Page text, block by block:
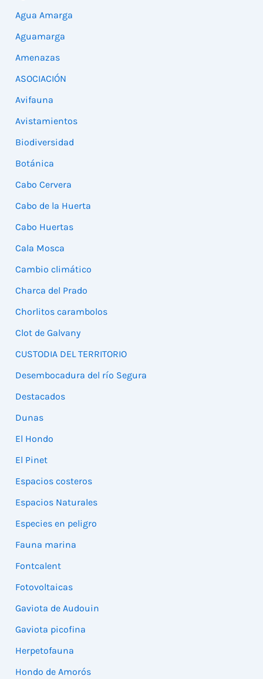
Agua Amarga
Aguamarga
Amenazas
ASOCIACIÓN
Avifauna
Avistamientos
Biodiversidad
Botánica
Cabo Cervera
Cabo de la Huerta
Cabo Huertas
Cala Mosca
Cambio climático
Charca del Prado
Chorlitos carambolos
Clot de Galvany
CUSTODIA DEL TERRITORIO
Desembocadura del río Segura
Destacados
Dunas
El Hondo
El Pinet
Espacios costeros
Espacios Naturales
Especies en peligro
Fauna marina
Fontcalent
Fotovoltaicas
Gaviota de Audouin
Gaviota picofina
Herpetofauna
Hondo de Amorós